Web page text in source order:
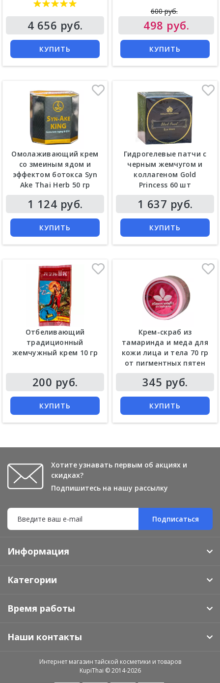
4 656 руб.
КУПИТЬ
600 руб.
498 руб.
КУПИТЬ
Омолаживающий крем
со змеиным ядом и
эффектом ботокса Syn
Ake Thai Herb 50 гр
1 124 руб.
КУПИТЬ
Гидрогелевые патчи с
черным жемчугом и
коллагеном Gold
Princess 60 шт
1 637 руб.
КУПИТЬ
Отбеливающий
традиционный
жемчужный крем 10 гр
200 руб.
КУПИТЬ
Крем-скраб из
тамаринда и меда для
кожи лица и тела 70 гр
от пигментных пятен
345 руб.
КУПИТЬ
Хотите узнавать первым об акциях и
скидках?
Подпишитесь на нашу рассылку
Подписаться
Информация
Категории
Время работы
Наши контакты
Интернет магазин тайской косметики и товаров
KupiThai © 2014-2026